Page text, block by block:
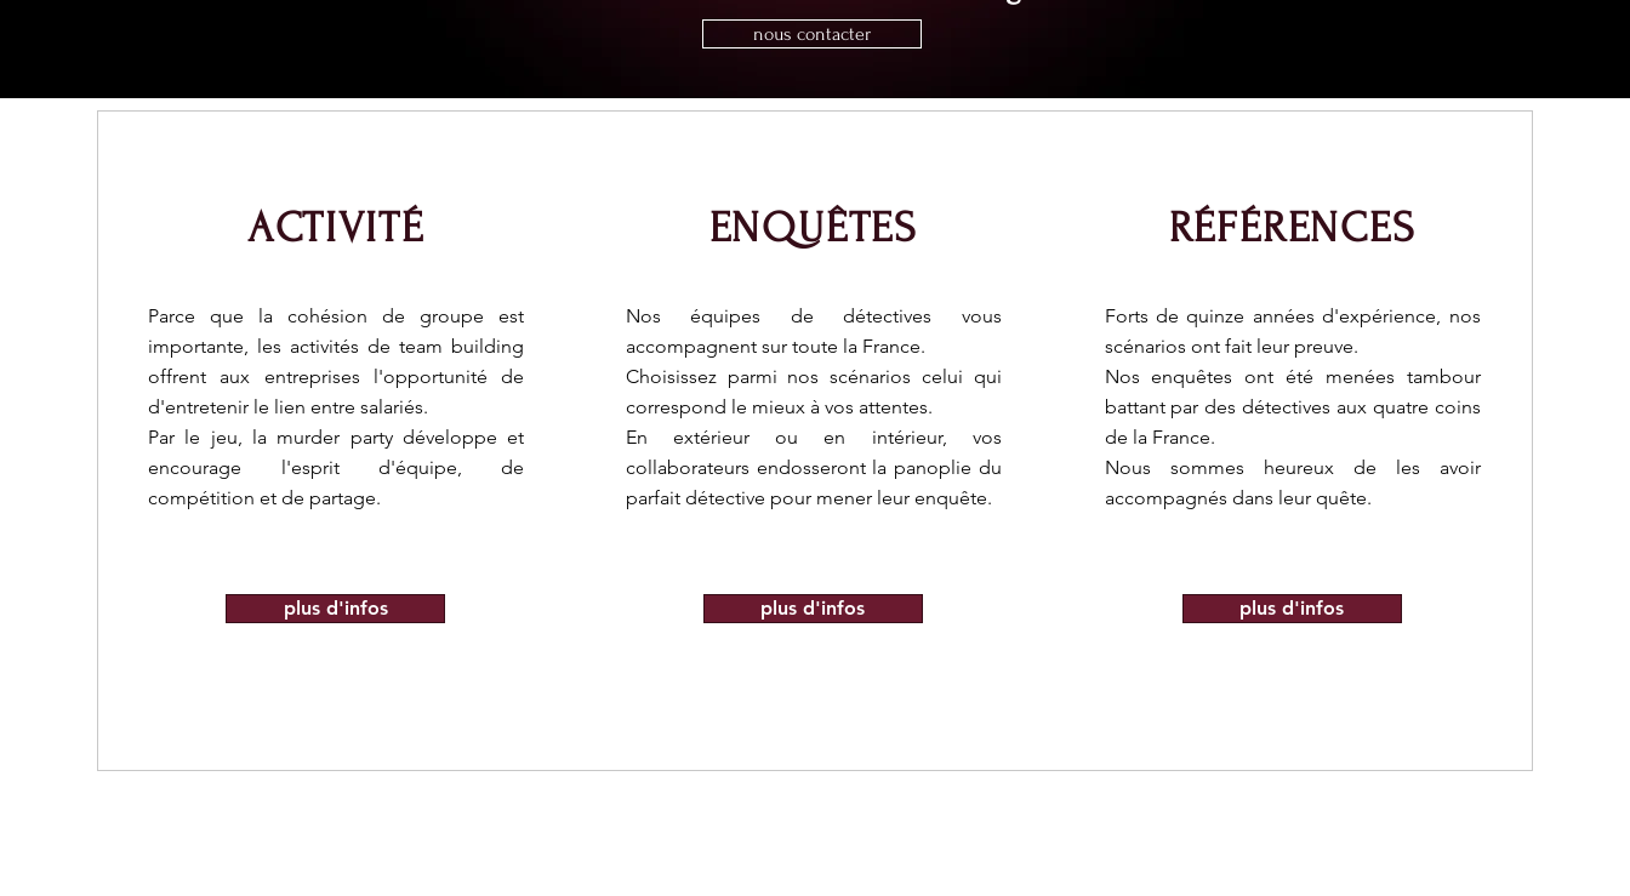
nous contacter
ACTIVITÉ
Parce que la cohésion de groupe est
importante, les activités de team building
offrent aux entreprises l'opportunité de
d'entretenir le lien entre salariés.
Par le jeu, la murder party développe et
encourage l'esprit d'équipe, de
compétition et de partage.
plus d'infos
ENQUÊTES
Nos équipes de détectives vous
accompagnent sur toute la France.
Choisissez parmi nos scénarios celui qui
correspond le mieux à vos attentes.
En extérieur ou en intérieur, vos
collaborateurs endosseront la panoplie du
parfait détective pour mener leur enquête.
plus d'infos
RÉFÉRENCES
Forts de quinze années d'expérience, nos
scénarios ont fait leur preuve.
Nos enquêtes ont été menées tambour
battant par des détectives aux quatre coins
de la France.
Nous sommes heureux de les avoir
accompagnés dans leur quête.
plus d'infos